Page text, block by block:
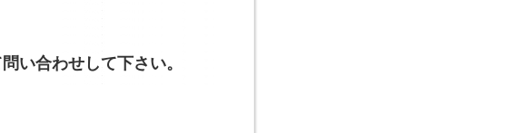
い合わせして下さい。